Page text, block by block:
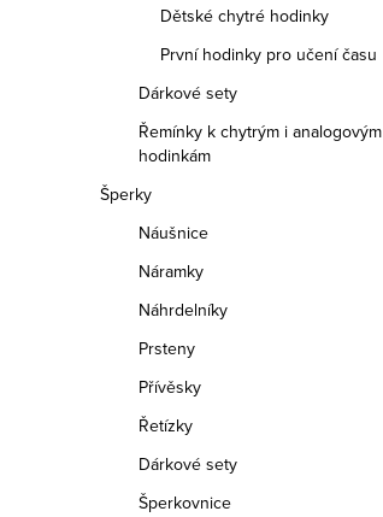
Dětské chytré hodinky
První hodinky pro učení času
Dárkové sety
Řemínky k chytrým i analogovým
hodinkám
Šperky
Náušnice
Náramky
Náhrdelníky
Prsteny
Přívěsky
Řetízky
Dárkové sety
Šperkovnice